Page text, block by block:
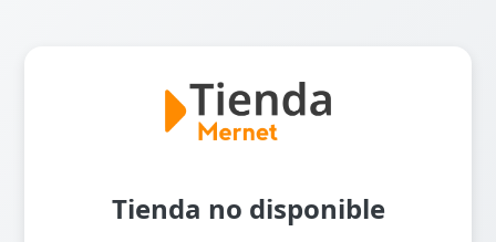
Tienda no disponible